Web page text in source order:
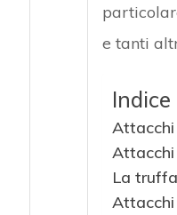
e tanti
Attacchi
Attacchi
La
Attacchi